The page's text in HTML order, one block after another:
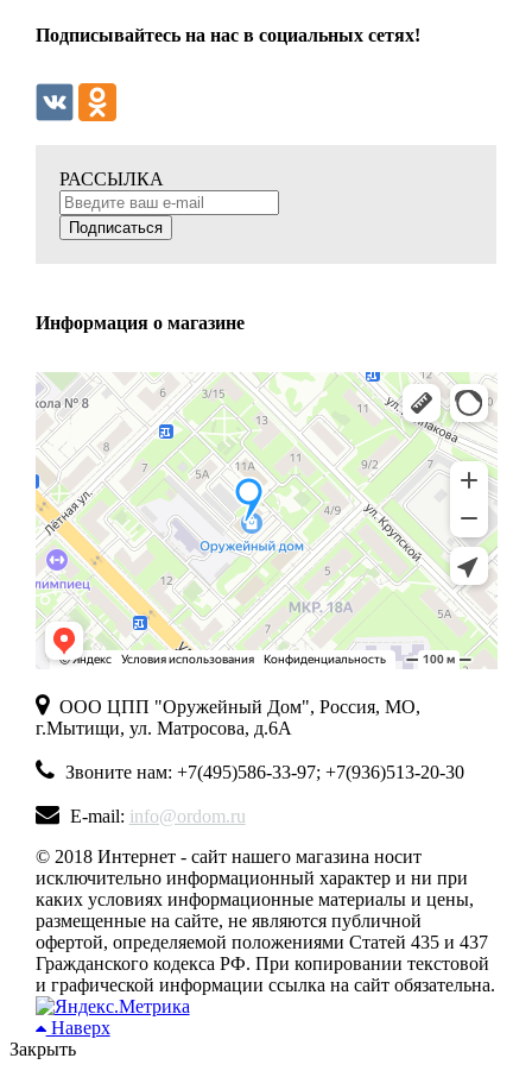
Подписывайтесь на нас в социальных сетях!
РАССЫЛКА
Подписаться
Информация о магазине
ООО ЦПП "Оружейный Дом", Россия, МО,
г.Мытищи, ул. Матросова, д.6А
Звоните нам: +7(495)586-33-97; +7(936)513-20-30
E-mail: info@ordom.ru
© 2018 Интернет - сайт нашего магазина носит
исключительно информационный характер и ни при
каких условиях информационные материалы и цены,
размещенные на сайте, не являются публичной
офертой, определяемой положениями Статей 435 и 437
Гражданского кодекса РФ. При копировании текстовой
и графической информации ссылка на сайт обязательна.
Наверх
Закрыть